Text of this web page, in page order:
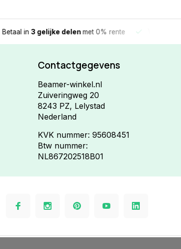
in3 gelijke delenmet 0% rente Vandaag
Contactgegevens
Beamer-winkel.nl
Zuiveringweg 20
8243 PZ, Lelystad
Nederland
KVK nummer: 95608451
Btw nummer:
NL867202518B01